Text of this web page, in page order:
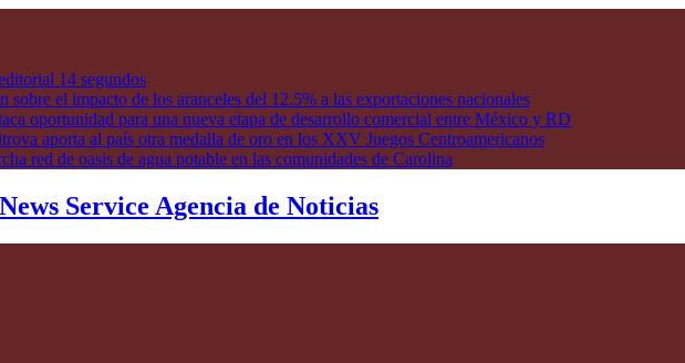
14 segundos
el impacto de los aranceles del 12.5% a las exportaciones nacionales
oportunidad para una nueva etapa de desarrollo comercial entre México y RD
aporta al país otra medalla de oro en los XXV Juegos Centroamericanos
red de oasis de agua potable en las comunidades de Carolina
Service Agencia de Noticias